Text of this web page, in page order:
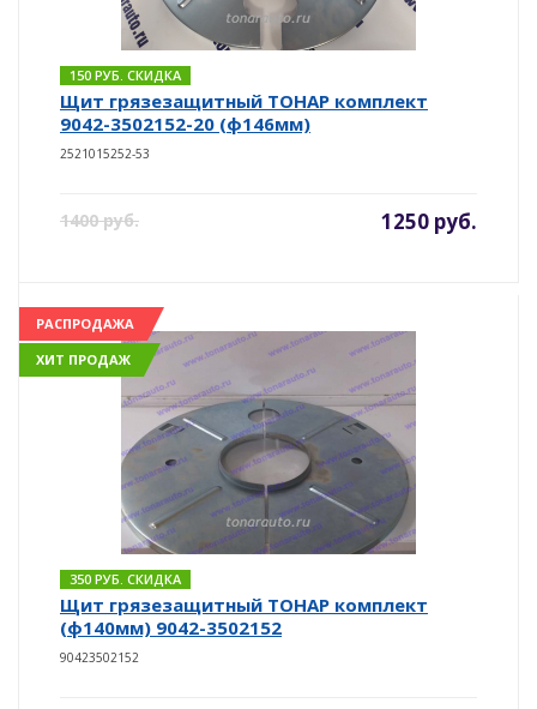
150 РУБ. СКИДКА
Щит грязезащитный ТОНАР комплект
9042-3502152-20 (ф146мм)
2521015252-53
1400 руб. 1250 руб.
РАСПРОДАЖА
ХИТ ПРОДАЖ
350 РУБ. СКИДКА
Щит грязезащитный ТОНАР комплект
(ф140мм) 9042-3502152
90423502152